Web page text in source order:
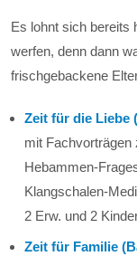
Es lohnt sich bereits
werfen, denn dann
frischgebackene
Zeit für die Liebe
mit Fachvorträgen
Hebammen-
Klangschalen-
2 Erw. und 2
Zeit für Familie